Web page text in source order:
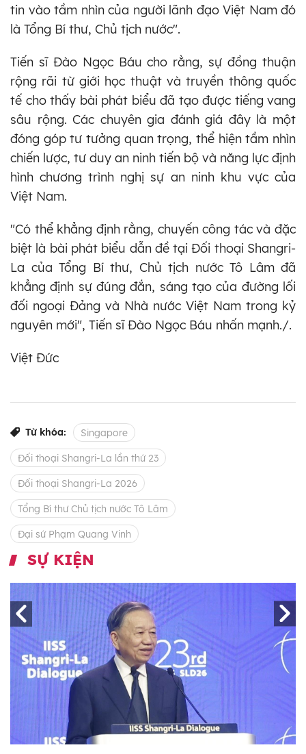
tin vào tầm nhìn của người lãnh đạo Việt Nam đó
là Tổng Bí thư, Chủ tịch nước".
Tiến sĩ Đào Ngọc Báu cho rằng, sự đồng thuận
rộng rãi từ giới học thuật và truyền thông quốc
tế cho thấy bài phát biểu đã tạo được tiếng vang
sâu rộng. Các chuyên gia đánh giá đây là một
đóng góp tư tưởng quan trọng, thể hiện tầm nhìn
chiến lược, tư duy an ninh tiến bộ và năng lực định
hình chương trình nghị sự an ninh khu vực của
Việt Nam.
"Có thể khẳng định rằng, chuyến công tác và đặc
biệt là bài phát biểu dẫn đề tại Đối thoại Shangri-
La của Tổng Bí thư, Chủ tịch nước Tô Lâm đã
khẳng định sự đúng đắn, sáng tạo của đường lối
đối ngoại Đảng và Nhà nước Việt Nam trong kỷ
nguyên mới", Tiến sĩ Đào Ngọc Báu nhấn mạnh./.
Việt Đức
Từ khóa: Singapore
Đối thoại Shangri-La lần thứ 23
Đối thoại Shangri-La 2026
Tổng Bí thư Chủ tịch nước Tô Lâm
Đại sứ Phạm Quang Vinh
SỰ KIỆN